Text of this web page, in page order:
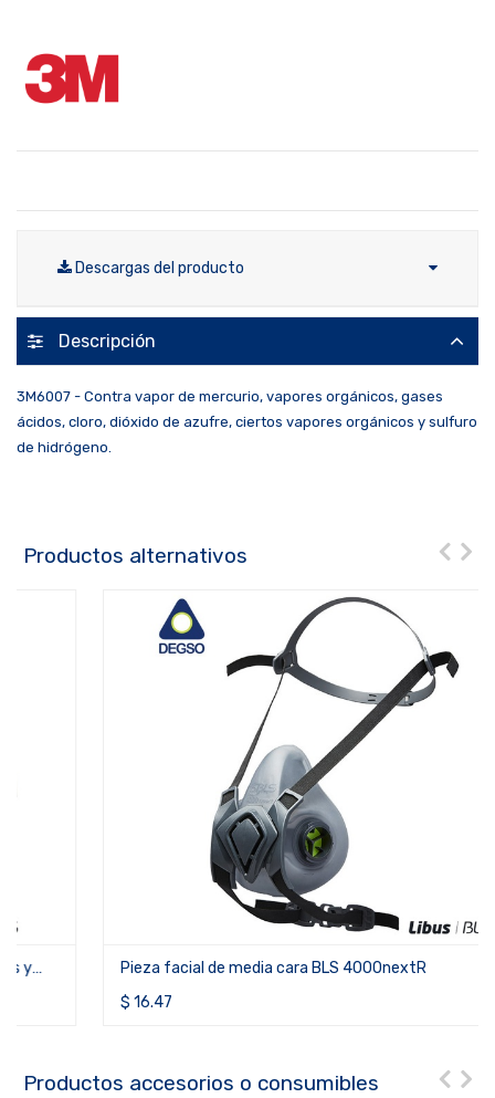
Descargas del producto
Descripción
3M6007 - Contra vapor de mercurio, vapores orgánicos, gases
ácidos, cloro, dióxido de azufre, ciertos vapores orgánicos y sulfuro
de hidrógeno.
Productos alternativos
Pieza facial de media cara BLS 4000nextR
Productos accesorios o consumibles